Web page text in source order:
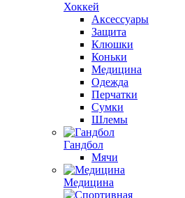
Хоккей
Аксессуары
Защита
Клюшки
Коньки
Медицина
Одежда
Перчатки
Сумки
Шлемы
Гандбол
Мячи
Медицина